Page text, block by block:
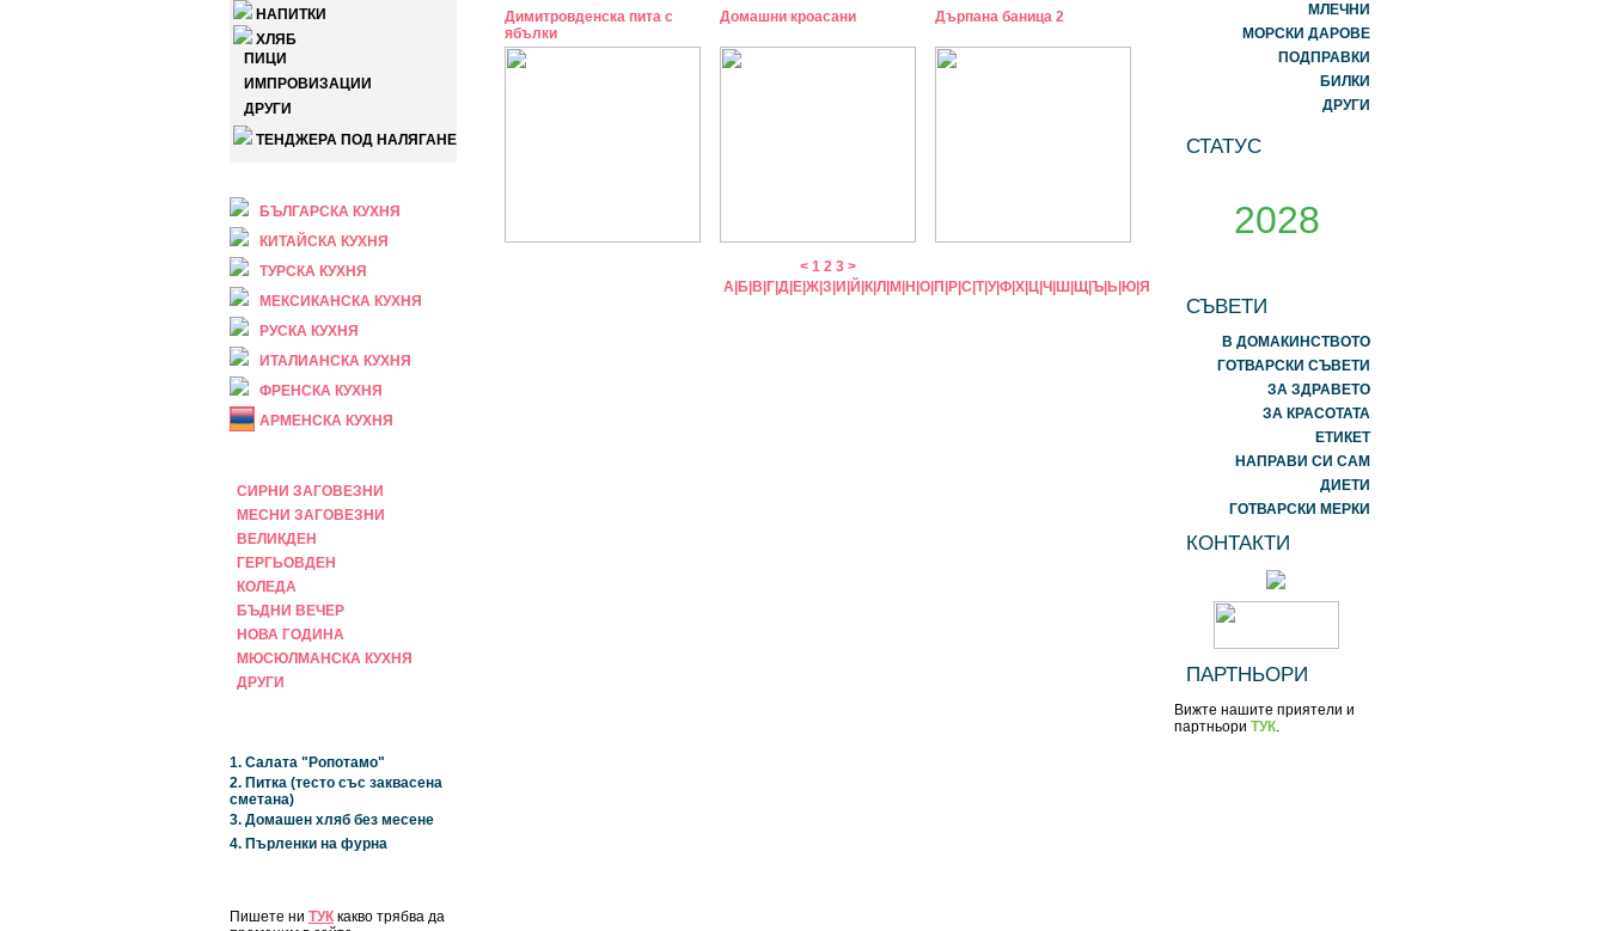
НАПИТКИ
ХЛЯБ
ПИЦИ
ИМПРОВИЗАЦИИ
ДРУГИ
ТЕНДЖЕРА ПОД НАЛЯГАНЕ
БЪЛГАРСКА КУХНЯ
КИТАЙСКА КУХНЯ
ТУРСКА КУХНЯ
МЕКСИКАНСКА КУХНЯ
РУСКА КУХНЯ
ИТАЛИАНСКА КУХНЯ
ФРЕНСКА КУХНЯ
АРМЕНСКА КУХНЯ
СИРНИ ЗАГОВЕЗНИ
МЕСНИ ЗАГОВЕЗНИ
ВЕЛИКДЕН
ГЕРГЬОВДЕН
КОЛЕДА
БЪДНИ ВЕЧЕР
НОВА ГОДИНА
МЮСЮЛМАНСКА КУХНЯ
ДРУГИ
1. Салата "Ропотамо"
2. Питка (тесто със заквасена
сметана)
3. Домашен хляб без месене
4. Пърленки на фурна
Пишете ни ТУК какво трябва да
Димитровденска пита с
ябълки
Домашни кроасани Дърпана баница 2
< 1 2 3>
А Б В Г Д Е Ж З И Й К Л М Н О П Р С Т|У|Ф Х Ц Ч Ш Щ Ъ Ь Ю Я
МЛЕЧНИ
МОРСКИ ДАРОВЕ
ПОДПРАВКИ
БИЛКИ
ДРУГИ
СТАТУС
2028
СЪВЕТИ
В ДОМАКИНСТВОТО
ГОТВАРСКИ СЪВЕТИ
ЗА ЗДРАВЕТО
ЗА КРАСОТАТА
ЕТИКЕТ
НАПРАВИ СИ САМ
ДИЕТИ
ГОТВАРСКИ МЕРКИ
КОНТАКТИ
ПАРТНЬОРИ
Вижте нашите приятели и
партньори ТУК.